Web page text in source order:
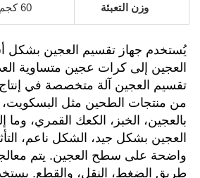
وزن التعبئة 60 كجم